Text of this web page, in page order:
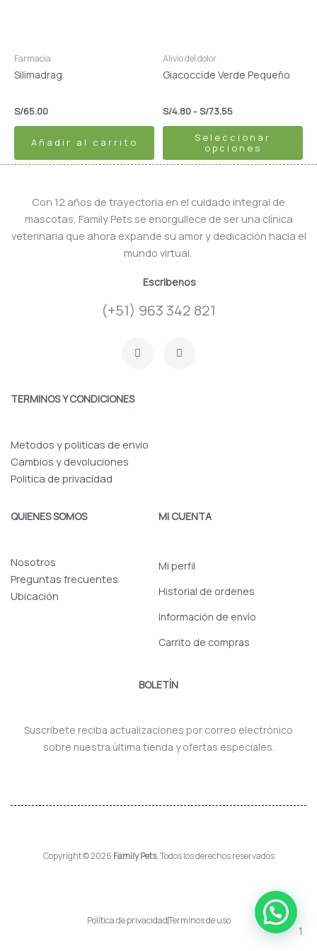
Farmacia
Silimadrag
S/65.00
Añadir al carrito
Alivio del dolor
Giacoccide Verde Pequeño
S/4.80-S/73.55
Seleccionar
opciones
pueden
elegir
la
producto
Con 12 años de trayectoria en el cuidado integral de
mascotas, Family Pets se enorgullece de ser una clínica
veterinaria que ahora expande su amor y dedicación hacia el
mundo virtual.
Escribenos
(+51) 963 342 821
a n
TERMINOS Y CONDICIONES
Metodos y politicas de envio
Cambios y devoluciones
Politica de privacidad
QUIENES SOMOS
Nosotros
Preguntas frecuentes
Ubicación
MI CUENTA
Mi perfil
Historial de ordenes
Información de envío
Carrito de compras
BOLETÍN
Suscríbete reciba actualizaciones por correo electrónico
sobre nuestra última tienda y ofertas especiales.
Copyright © 2026 Family Pets.Todos los derechos reservados
Política de privacidadTerminos de uso
1